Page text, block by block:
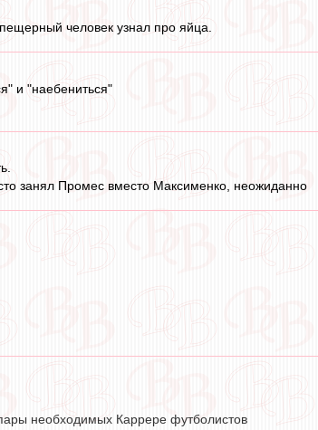
человек узнал про яйца.
и "наебениться"
занял Промес вместо Максименко, неожиданно
необходимых Каррере футболистов